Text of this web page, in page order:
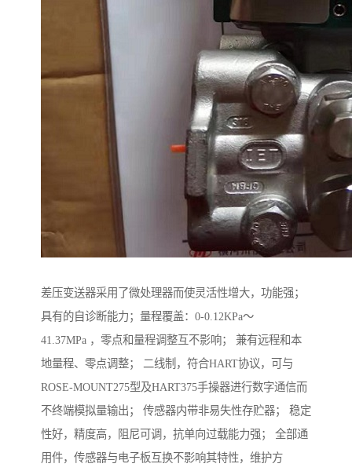
差压变送器采用了微处理器而使灵活性增大，功能强；
具有的自诊断能力；量程覆盖：0-0.12KPa～
41.37MPa ，零点和量程调整互不影响； 兼有远程和本
地量程、零点调整； 二线制，符合HART协议，可与
ROSE-MOUNT275型及HART375手操器进行数字通信而
不终端模拟量输出； 传感器内带非易失性存贮器； 稳定
性好，精度高，阻尼可调，抗单向过载能力强； 全部通
用件，传感器与电子板互换不影响其特性，维护方